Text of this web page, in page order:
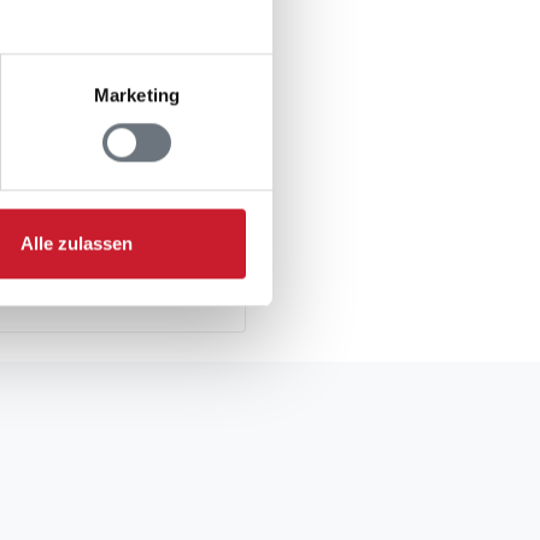
Marketing
Alle zulassen